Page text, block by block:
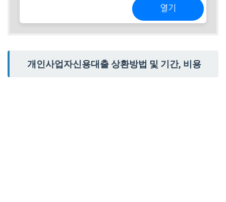
열기
개인사업자신용대출 상환방법 및 기간, 비용